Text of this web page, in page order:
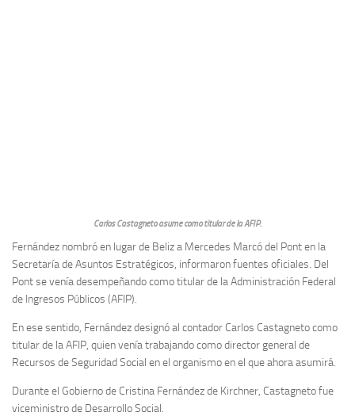
Carlos Castagneto asume como titular de la AFIP.
Fernández nombró en lugar de Beliz a Mercedes Marcó del Pont en la
Secretaría de Asuntos Estratégicos, informaron fuentes oficiales. Del
Pont se venía desempeñando como titular de la Administración Federal
de Ingresos Públicos (AFIP).
En ese sentido, Fernández designó al contador Carlos Castagneto como
titular de la AFIP, quien venía trabajando como director general de
Recursos de Seguridad Social en el organismo en el que ahora asumirá.
Durante el Gobierno de Cristina Fernández de Kirchner, Castagneto fue
viceministro de Desarrollo Social.